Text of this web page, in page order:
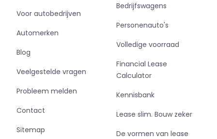
Voor autobedrijven
Automerken
Blog
Veelgestelde vragen
Probleem melden
Contact
Sitemap
Bedrijfswagens
Personenauto's
Volledige voorraad
Financial Lease
Calculator
Kennisbank
Lease slim. Bouw zeker
De vormen van lease